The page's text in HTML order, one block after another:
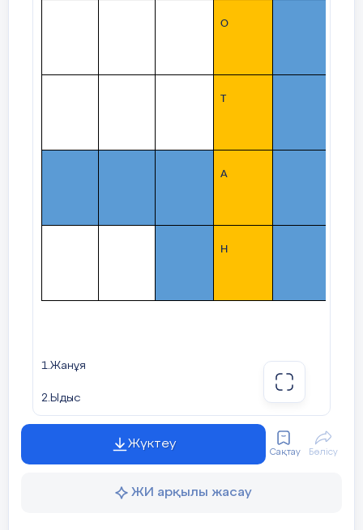
О
Т
А
Н
1.Жанұя
2.Ыдыс
4.Мейірімді жан
Жүктеу
Сақтау Бөлісу
ЖИ арқылы жасау